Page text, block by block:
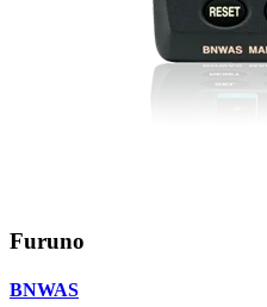
Furuno
BNWAS